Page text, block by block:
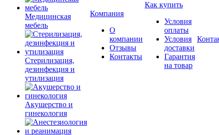
Медицинская
мебель
Стерилизация,
дезинфекция и
утилизация
Акушерство и
гинекология
Компания
О
компании
Отзывы
Контакты
Как купить
Условия
оплаты
Условия
доставки
Гарантия
на товар